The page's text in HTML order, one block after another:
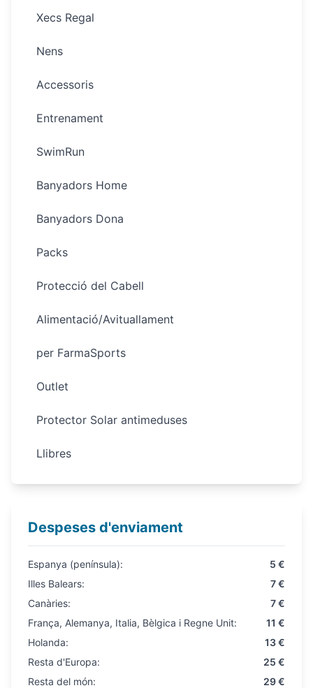
Xecs Regal
Nens
Accessoris
Entrenament
SwimRun
Banyadors Home
Banyadors Dona
Packs
Protecció del Cabell
Alimentació/Avituallament
per FarmaSports
Outlet
Protector Solar antimeduses
Llibres
Despeses d'enviament
Espanya (península):
5 €
Illes Balears:
7 €
Canàries:
7 €
França, Alemanya, Italia, Bèlgica i Regne Unit:
11 €
Holanda:
13 €
Resta d'Europa:
25 €
Resta del món:
29 €